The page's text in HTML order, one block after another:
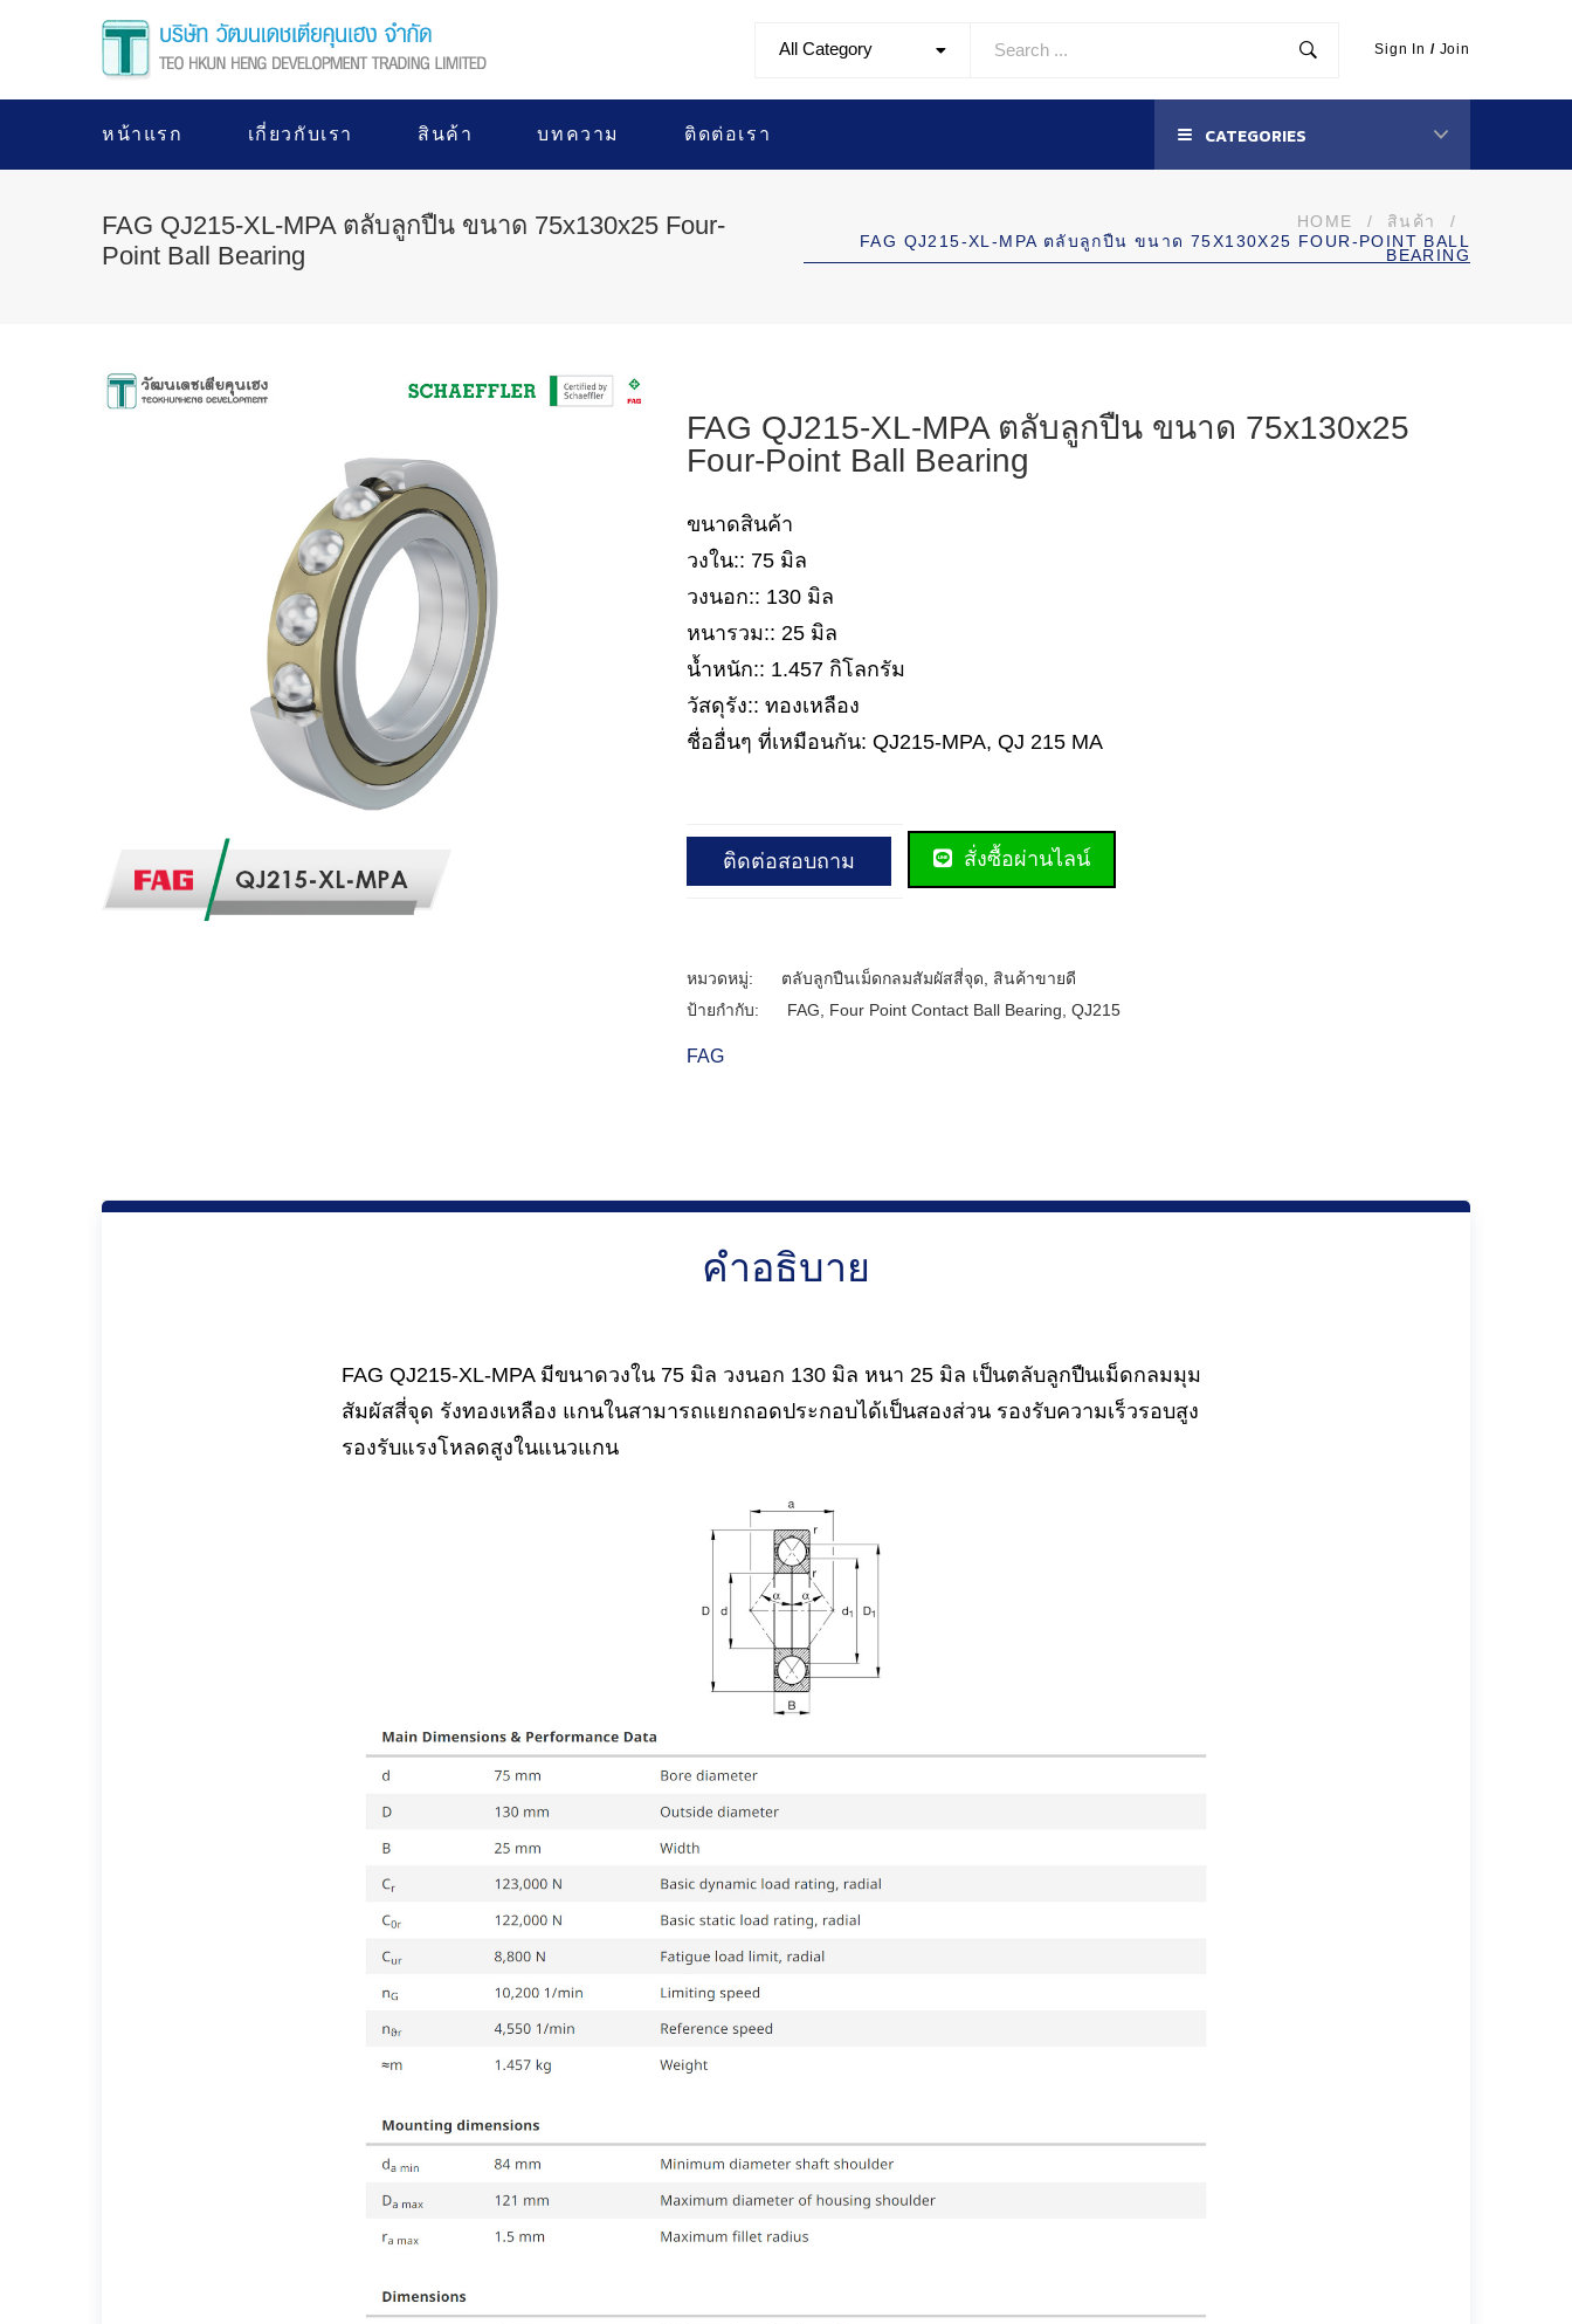
All Category Sign In / Join
หน้าแรก เกี่ยวกับเรา สินค้า บทความ ติดต่อเรา CATEGORIES
FAG QJ215-XL-MPA ตลับลูกปืน ขนาด 75x130x25 Four-
Point Ball Bearing
HOME / สินค้า
/
FAG QJ215-XL-MPA ตลับลูกปืน ขนาด 75X130X25 FOUR-POINT BALL
BEARING
FAG QJ215-XL-MPA ตลับลูกปืน ขนาด 75x130x25
Four-Point Ball Bearing
ขนาดสินค้า
วงใน:: 75 มิล
วงนอก:: 130 มิล
หนารวม:: 25 มิล
น้ำหนัก:: 1.457 กิโลกรัม
วัสดุรัง:: ทองเหลือง
ชื่ออื่นๆ ที่เหมือนกัน: QJ215-MPA, QJ 215 MA
ติดต่อสอบถาม สั่งซื้อผ่านไลน์
หมวดหมู่: ตลับลูกปืนเม็ดกลมสัมผัสสี่จุด
สินค้าขายดี
ป้ายกำกับ:
FAG Four Point Contact Ball Bearing QJ215
FAG
คำอธิบาย
FAG QJ215-XL-MPA มีขนาดวงใน 75 มิล วงนอก 130 มิล หนา 25 มิล เป็นตลับลูกปืนเม็ดกลมมุม
สัมผัสสี่จุด รังทองเหลือง แกนในสามารถแยกถอดประกอบได้เป็นสองส่วน รองรับความเร็วรอบสูง
รองรับแรงโหลดสูงในแนวแกน